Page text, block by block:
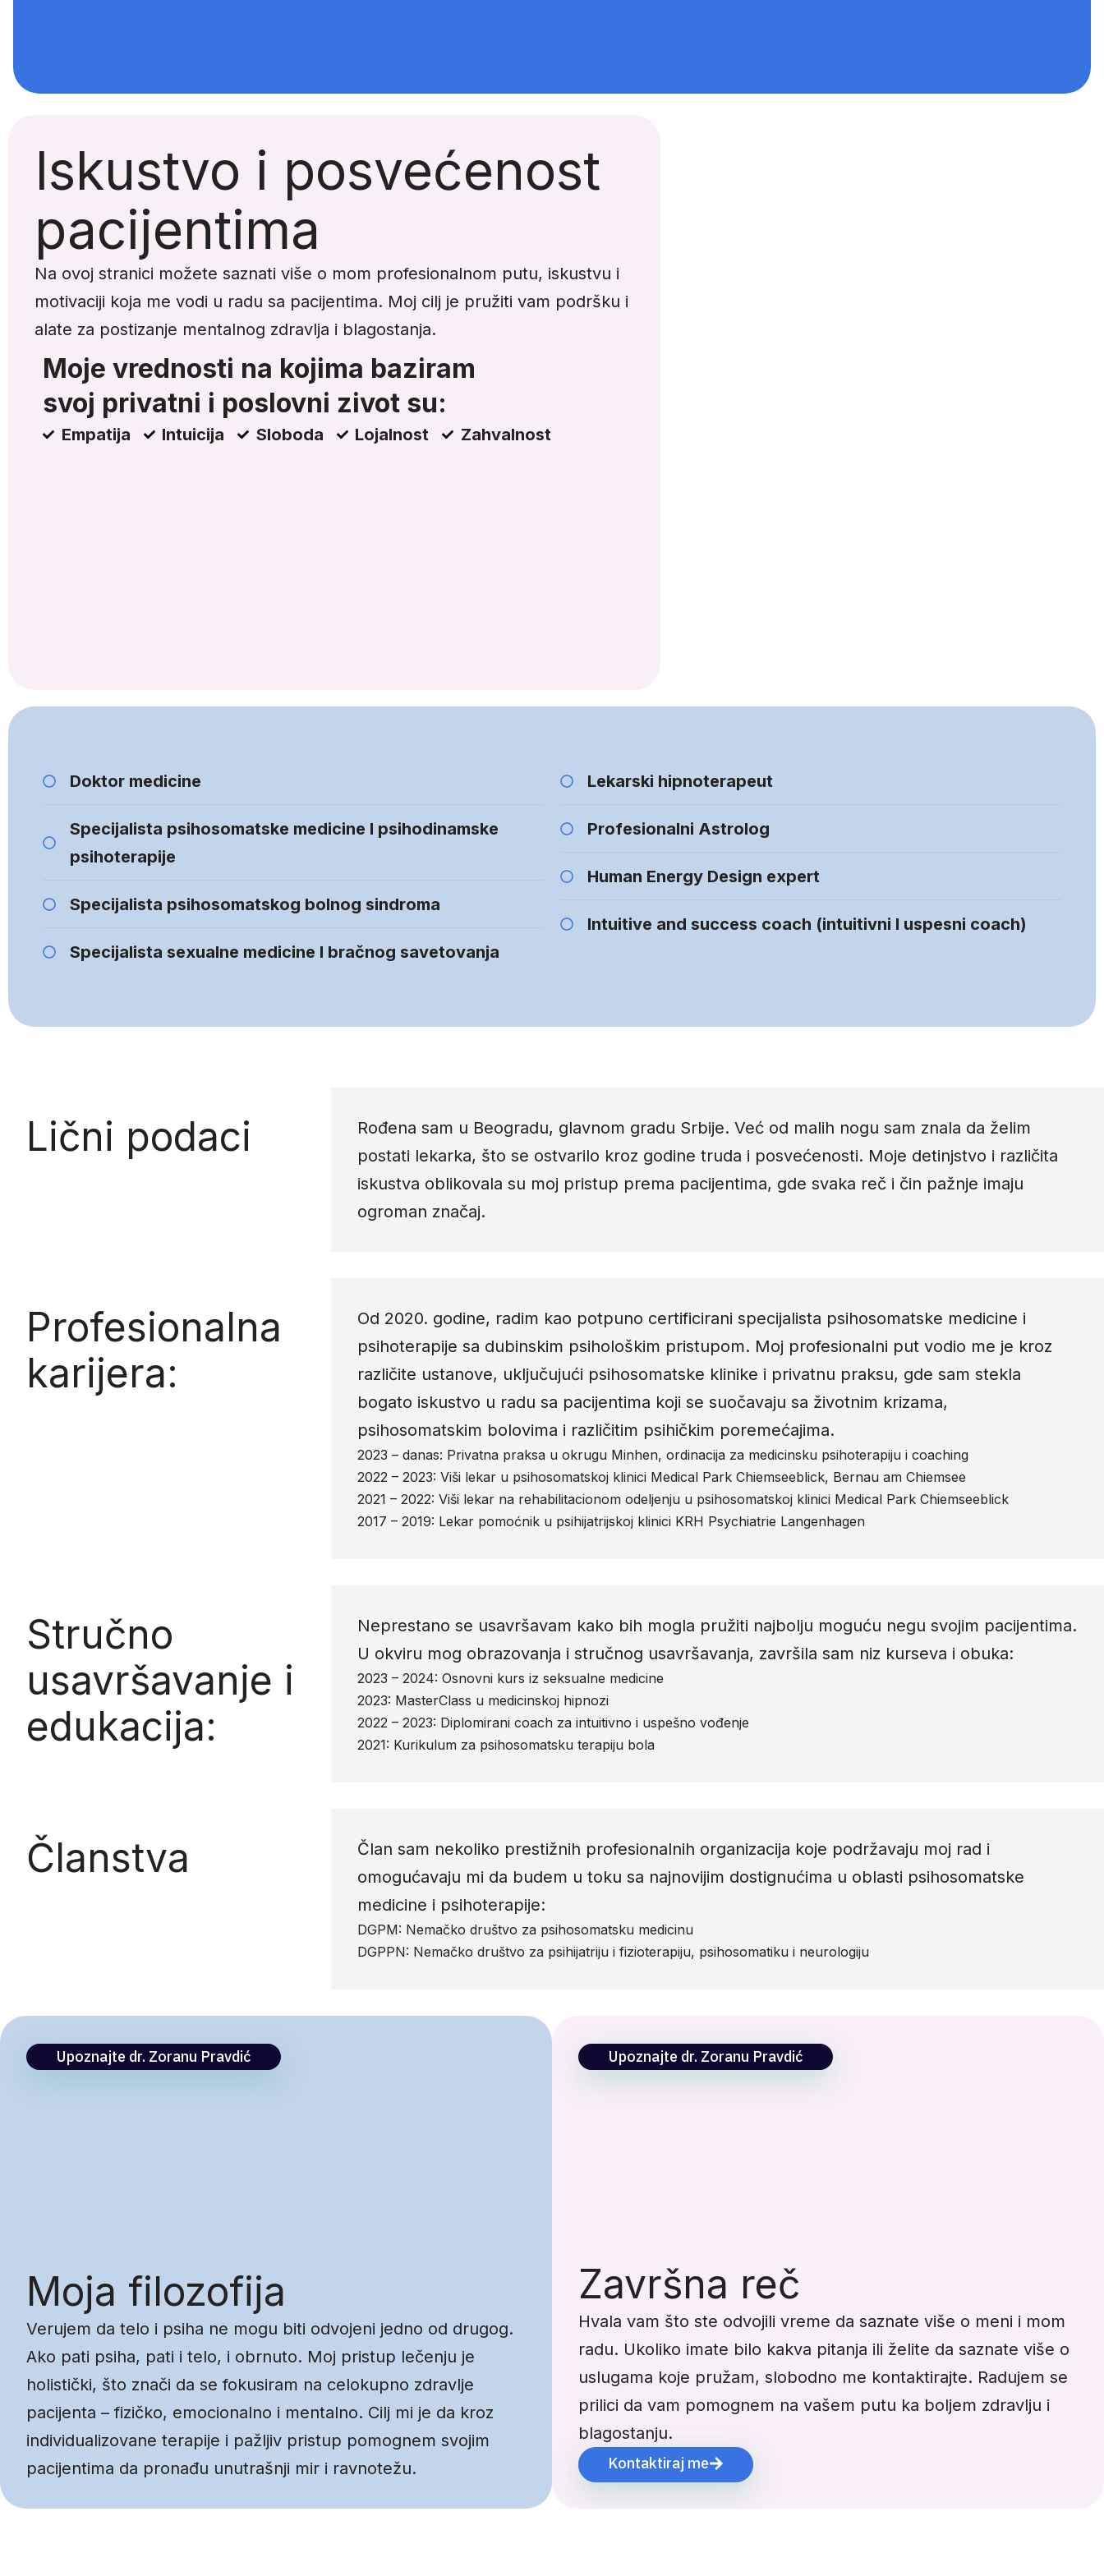
Iskustvo i posvećenost
pacijentima
Na ovoj stranici možete saznati više o mom profesionalnom putu, iskustvu i
motivaciji koja me vodi u radu sa pacijentima. Moj cilj je pružiti vam podršku i
alate za postizanje mentalnog zdravlja i blagostanja.
Moje vrednosti na kojima baziram
svoj privatni i poslovni zivot su:
Empatija Intuicija Sloboda Lojalnost Zahvalnost
Doktor medicine
Specijalista psihosomatske medicine I psihodinamske
psihoterapije
Specijalista psihosomatskog bolnog sindroma
Specijalista sexualne medicine I bračnog savetovanja
Lekarski hipnoterapeut
Profesionalni Astrolog
Human Energy Design expert
Intuitive and success coach (intuitivni I uspesni coach)
Lični podaci
Rođena sam u Beogradu, glavnom gradu Srbije. Već od malih nogu sam znala da želim
postati lekarka, što se ostvarilo kroz godine truda i posvećenosti. Moje detinjstvo i različita
iskustva oblikovala su moj pristup prema pacijentima, gde svaka reč i čin pažnje imaju
ogroman značaj.
Profesionalna
karijera:
Od 2020. godine, radim kao potpuno certificirani specijalista psihosomatske medicine i
psihoterapije sa dubinskim psihološkim pristupom. Moj profesionalni put vodio me je kroz
različite ustanove, uključujući psihosomatske klinike i privatnu praksu, gde sam stekla
bogato iskustvo u radu sa pacijentima koji se suočavaju sa životnim krizama,
psihosomatskim bolovima i različitim psihičkim poremećajima.
2023 – danas: Privatna praksa u okrugu Minhen, ordinacija za medicinsku psihoterapiju i coaching
2022 – 2023: Viši lekar u psihosomatskoj klinici Medical Park Chiemseeblick, Bernau am Chiemsee
2021 – 2022: Viši lekar na rehabilitacionom odeljenju u psihosomatskoj klinici Medical Park Chiemseeblick
2017 – 2019: Lekar pomoćnik u psihijatrijskoj klinici KRH Psychiatrie Langenhagen
Stručno
usavršavanje i
edukacija:
Neprestano se usavršavam kako bih mogla pružiti najbolju moguću negu svojim pacijentima.
U okviru mog obrazovanja i stručnog usavršavanja, završila sam niz kurseva i obuka:
2023 – 2024: Osnovni kurs iz seksualne medicine
2023: MasterClass u medicinskoj hipnozi
2022 – 2023: Diplomirani coach za intuitivno i uspešno vođenje
2021: Kurikulum za psihosomatsku terapiju bola
Članstva
Član sam nekoliko prestižnih profesionalnih organizacija koje podržavaju moj rad i
omogućavaju mi da budem u toku sa najnovijim dostignućima u oblasti psihosomatske
medicine i psihoterapije:
DGPM: Nemačko društvo za psihosomatsku medicinu
DGPPN: Nemačko društvo za psihijatriju i fizioterapiju, psihosomatiku i neurologiju
Upoznajte dr. Zoranu Pravdić
Moja filozofija
Verujem da telo i psiha ne mogu biti odvojeni jedno od drugog.
Ako pati psiha, pati i telo, i obrnuto. Moj pristup lečenju je
holistički, što znači da se fokusiram na celokupno zdravlje
pacijenta – fizičko, emocionalno i mentalno. Cilj mi je da kroz
individualizovane terapije i pažljiv pristup pomognem svojim
pacijentima da pronađu unutrašnji mir i ravnotežu.
Upoznajte dr. Zoranu Pravdić
Završna reč
Hvala vam što ste odvojili vreme da saznate više o meni i mom
radu. Ukoliko imate bilo kakva pitanja ili želite da saznate više o
uslugama koje pružam, slobodno me kontaktirajte. Radujem se
prilici da vam pomognem na vašem putu ka boljem zdravlju i
blagostanju.
Kontaktiraj me